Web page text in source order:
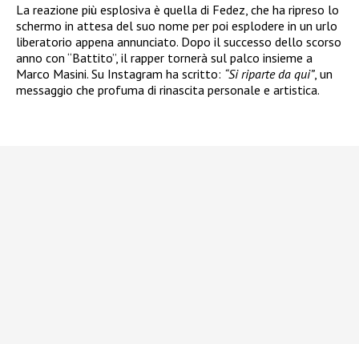
La reazione più esplosiva è quella di Fedez, che ha ripreso lo
schermo in attesa del suo nome per poi esplodere in un urlo
liberatorio appena annunciato. Dopo il successo dello scorso
anno con “Battito”, il rapper tornerà sul palco insieme a
Marco Masini. Su Instagram ha scritto: “Si riparte da qui”, un
messaggio che profuma di rinascita personale e artistica.